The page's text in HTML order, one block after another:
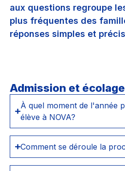
aux questions regroupe
plus fréquentes des
réponses simples et
Admission et écolage
À quel moment de l'année
élève à NOVA?
Comment se déroule la